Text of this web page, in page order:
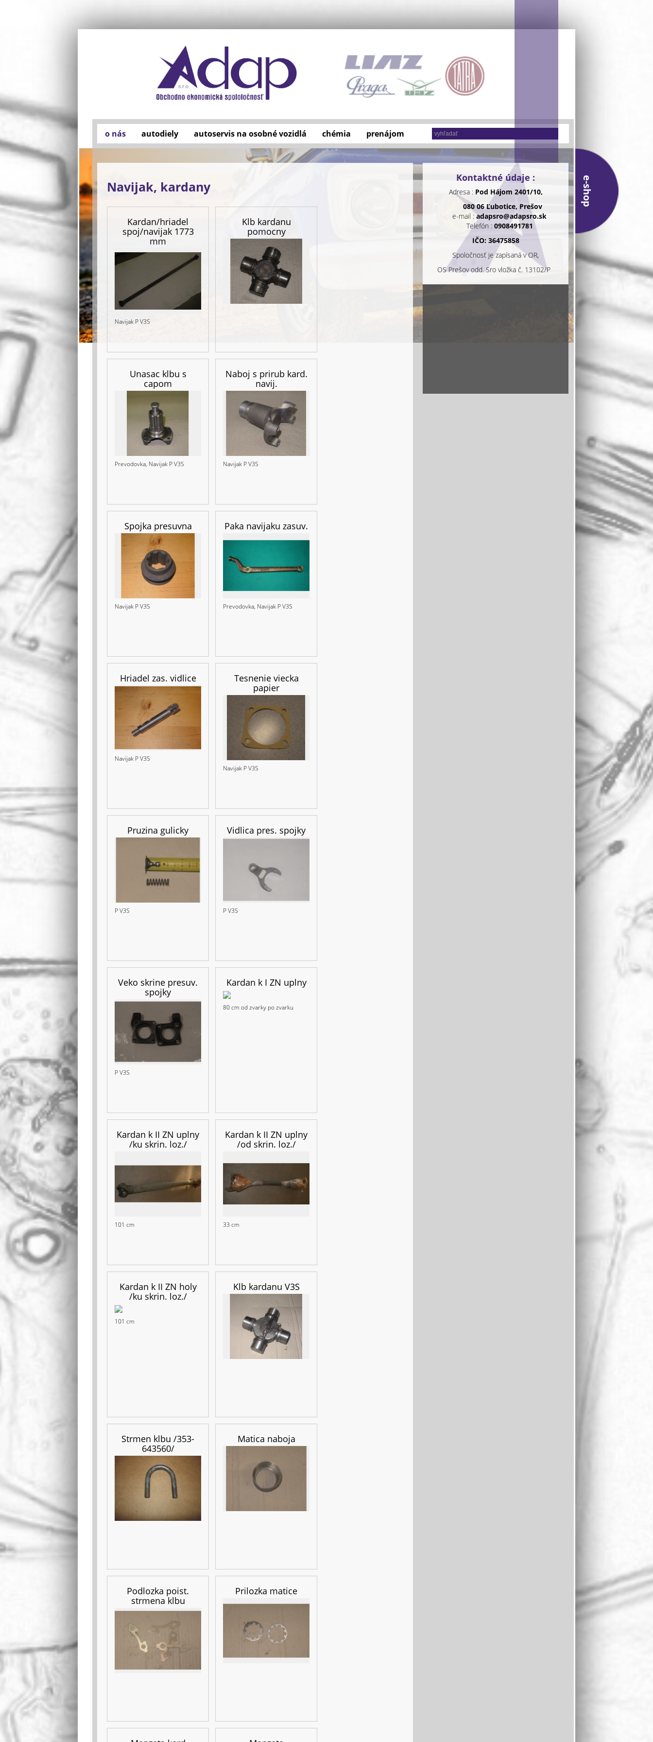
o nás autodiely autoservis na osobné vozidlá chémia prenájom
Navijak, kardany
Kardan/hriadel
spoj/navijak 1773
mm
Navijak P V3S
Klb kardanu
pomocny
Unasac klbu s
capom
Prevodovka, Navijak P V3S
Naboj s prirub kard.
navij.
Navijak P V3S
Spojka presuvna
Navijak P V3S
Paka navijaku zasuv.
Prevodovka, Navijak P V3S
Hriadel zas. vidlice
Navijak P V3S
Tesnenie viecka
papier
Navijak P V3S
Pruzina gulicky
P V3S
Vidlica pres. spojky
P V3S
Veko skrine presuv.
spojky
P V3S
Kardan k I ZN uplny
80 cm od zvarky po zvarku
Kardan k II ZN uplny
/ku skrin. loz./
101 cm
Kardan k II ZN uplny
/od skrin. loz./
33 cm
Kardan k II ZN holy
/ku skrin. loz./
101 cm
Klb kardanu V3S
Strmen klbu /353-
643560/
Matica naboja
Podlozka poist.
strmena klbu
Prilozka matice
Kontaktné údaje :
Adresa : Pod Hájom 2401/10,
080 06 Ľubotice, Prešov
e-mail :adapsro@adapsro.sk
Telefón : 0908491781
IČO: 36475858
Spoločnosť je zapísaná v OR,
OS Prešov odd. Sro vložka č. 13102/P
e-shop